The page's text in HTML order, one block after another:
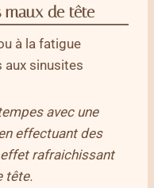
maux de tête
à la fatigue
aux sinusites
avec une
effectuant des
rafraichissant
tête.